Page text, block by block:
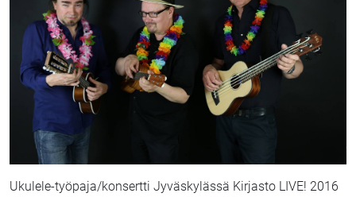
Ukulele-työpaja/konsertti Jyväskylässä Kirjasto LIVE! 2016